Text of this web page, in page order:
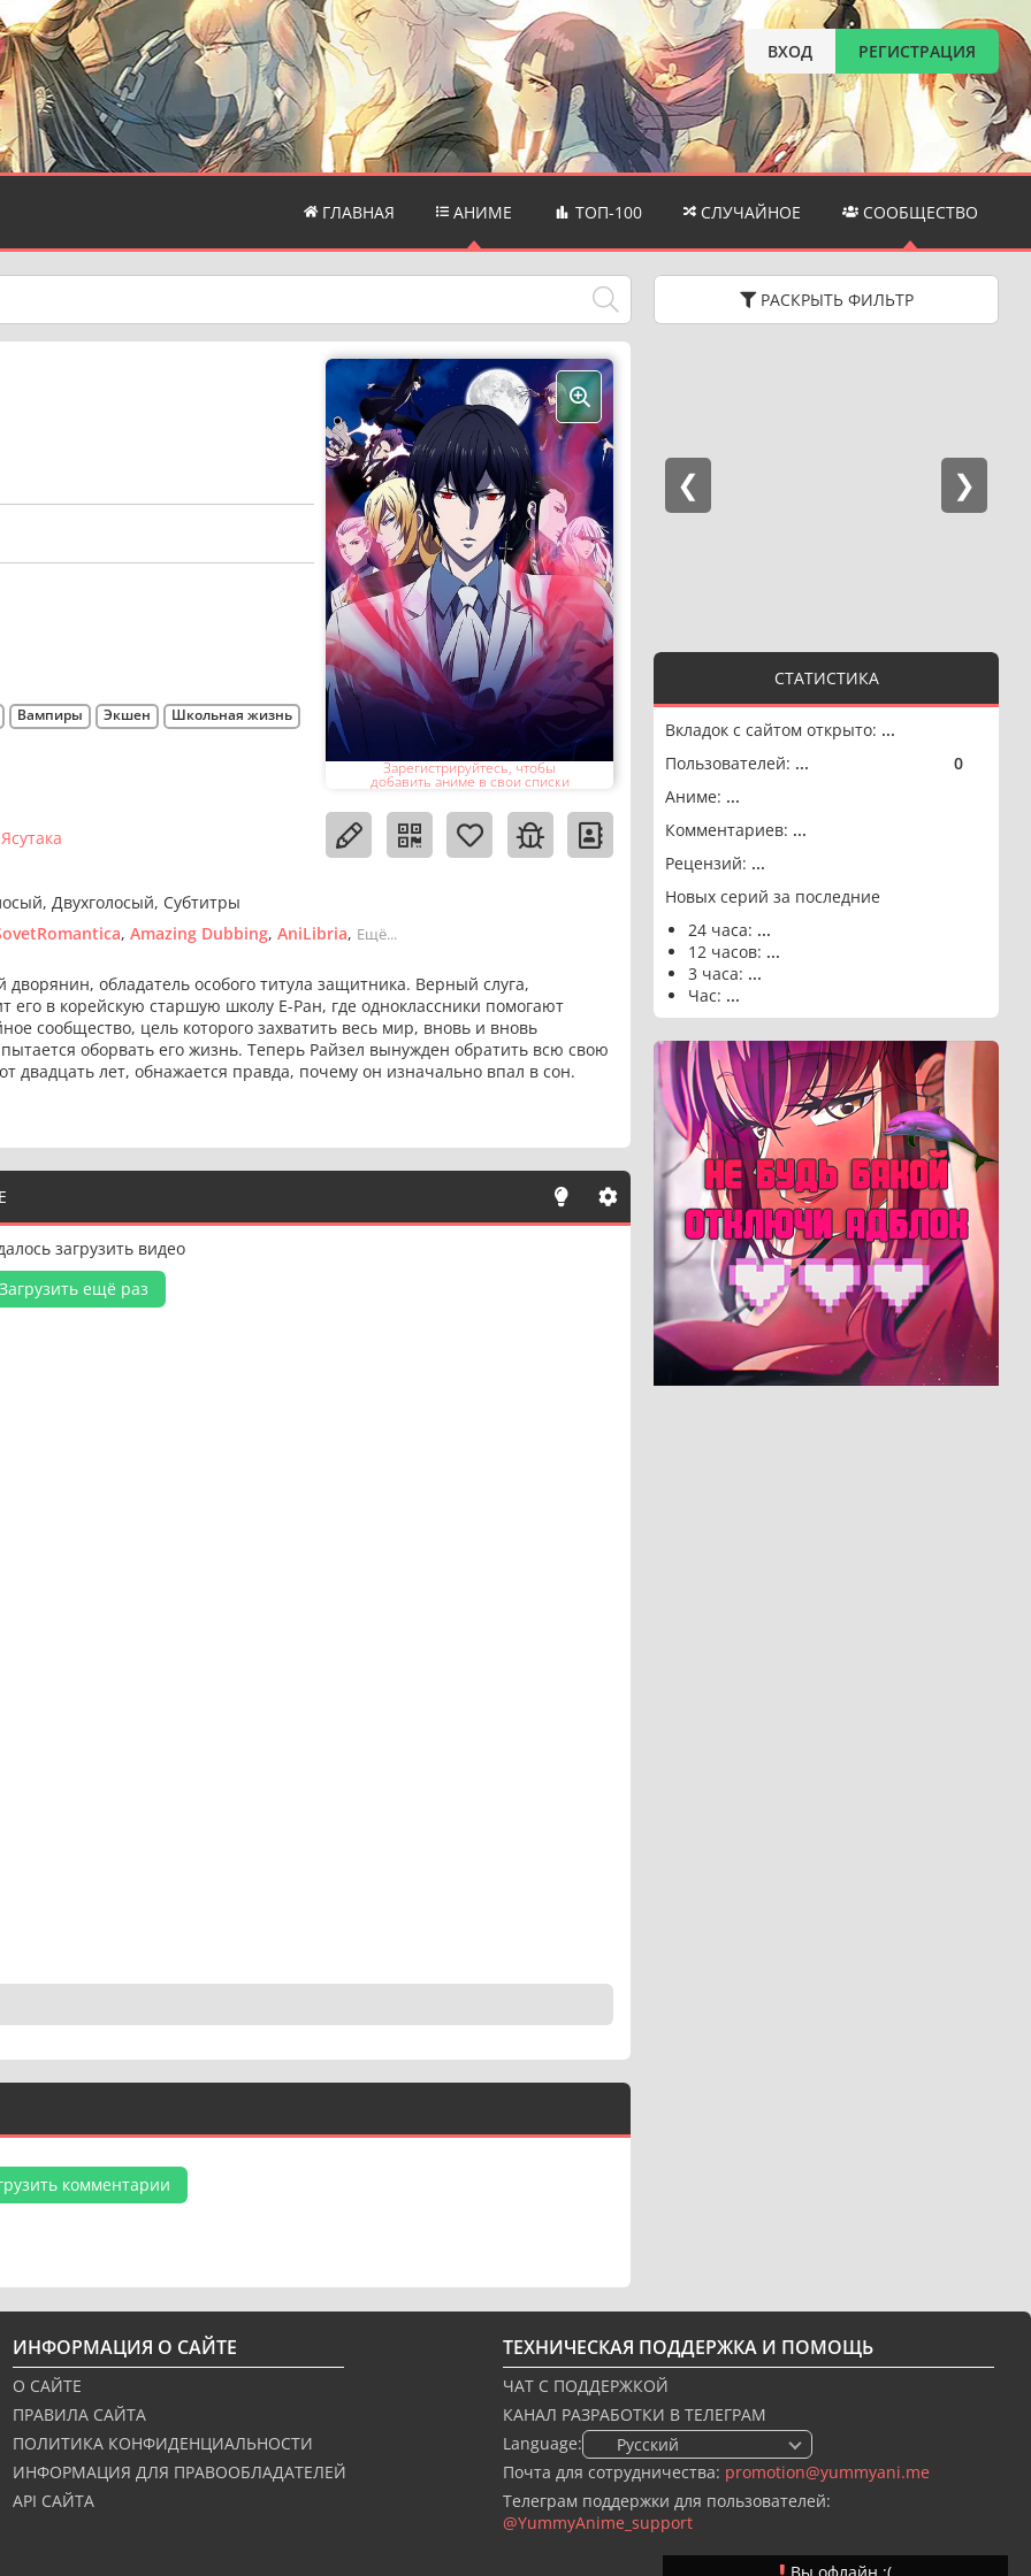
ВХОД РЕГИСТРАЦИЯ
ГЛАВНАЯ АНИМЕ ТОП-100 СЛУЧАЙНОЕ СООБЩЕСТВО
РАСКРЫТЬ ФИЛЬТР
СТАТИСТИКА
Вкладок с сайтом открыто: ...
Пользователей: ... 0
Аниме: ...
Комментариев: ...
Рецензий: ...
Новых серий за последние
24 часа: ...
12 часов: ...
3 часа: ...
Час: ...
Зарегистрируйтесь, чтобы
добавить аниме в свои списки
Вампиры Экшен
Школьная жизнь
Двухголосый Субтитры
Amazing Dubbing AniLibria Ещё...
обладатель особого титула защитника. Верный слуга,
в корейскую старшую школу Е-Ран, где одноклассники помогают
сообщество, цель которого захватить весь мир, вновь и вновь
оборвать его жизнь. Теперь Райзел вынужден обратить всю свою
двадцать лет, обнажается правда, почему он изначально впал в сон.
загрузить видео
Загрузить ещё раз
комментарии
ИНФОРМАЦИЯ О САЙТЕ
О САЙТЕ
ПРАВИЛА САЙТА
ПОЛИТИКА КОНФИДЕНЦИАЛЬНОСТИ
ИНФОРМАЦИЯ ДЛЯ ПРАВООБЛАДАТЕЛЕЙ
API САЙТА
ТЕХНИЧЕСКАЯ ПОДДЕРЖКА И ПОМОЩЬ
ЧАТ С ПОДДЕРЖКОЙ
КАНАЛ РАЗРАБОТКИ В ТЕЛЕГРАМ
Language:
🇷🇺 Русский
Почта для сотрудничества: promotion@yummyani.me
Телеграм поддержки для пользователей:
@YummyAnime_support